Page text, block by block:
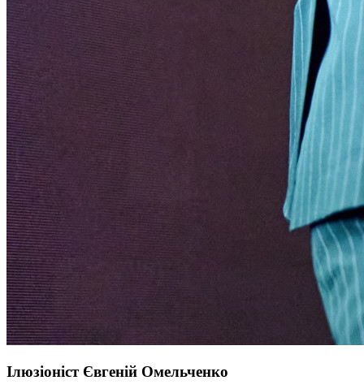
Ілюзіоніст Євгеній Омельченко